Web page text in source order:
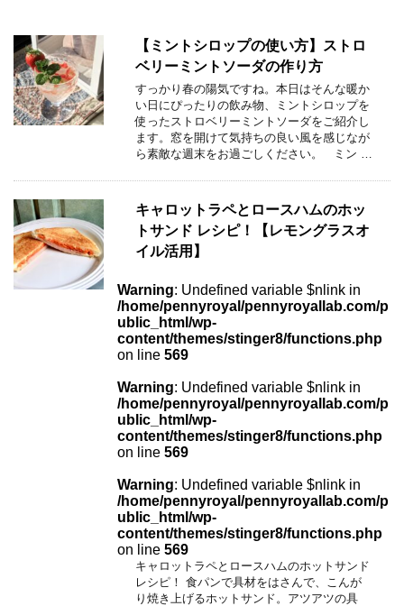
【ミントシロップの使い方】ストロ
ベリーミントソーダの作り方
すっかり春の陽気ですね。本日はそんな暖か
い日にぴったりの飲み物、ミントシロップを
使ったストロベリーミントソーダをご紹介し
ます。窓を開けて気持ちの良い風を感じなが
ら素敵な週末をお過ごしください。 ミン …
キャロットラペとロースハムのホッ
トサンド レシピ！【レモングラスオ
イル活用】
Warning: Undefined variable $nlink in
/home/pennyroyal/pennyroyallab.com/p
ublic_html/wp-
content/themes/stinger8/functions.php
on line 569
Warning: Undefined variable $nlink in
/home/pennyroyal/pennyroyallab.com/p
ublic_html/wp-
content/themes/stinger8/functions.php
on line 569
Warning: Undefined variable $nlink in
/home/pennyroyal/pennyroyallab.com/p
ublic_html/wp-
content/themes/stinger8/functions.php
on line 569
キャロットラペとロースハムのホットサンド
レシピ！ 食パンで具材をはさんで、こんが
り焼き上げるホットサンド。アツアツの具